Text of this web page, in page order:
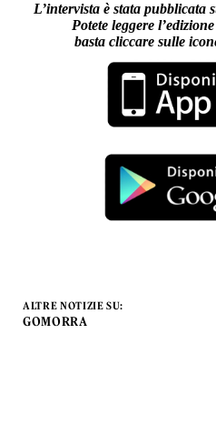
L’intervista è stata pubblicata
Potete leggere
basta cliccare sulle
ALTRE NOTIZIE SU:
GOMORRA